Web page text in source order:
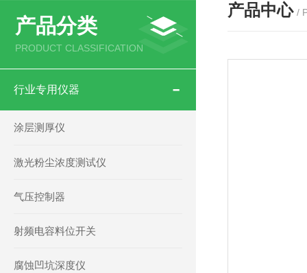
产品分类
PRODUCT CLASSIFICATION
行业专用仪器
涂层测厚仪
激光粉尘浓度测试仪
气压控制器
射频电容料位开关
腐蚀凹坑深度仪
产品中心 /